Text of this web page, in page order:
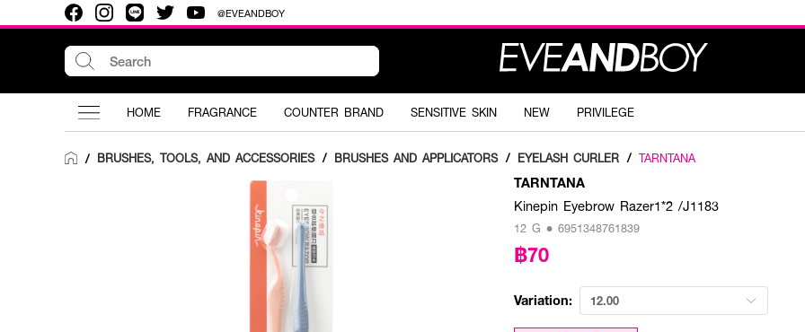
@EVEANDBOY
HOME FRAGRANCE COUNTER BRAND SENSITIVE SKIN NEW PRIVILEGE
/ BRUSHES, TOOLS, AND ACCESSORIES / BRUSHES AND APPLICATORS / EYELASH CURLER / TARNTANA
TARNTANA
Kinepin Eyebrow Razer1*2 /J1183
12 G • 6951348761839
฿70
Variation: 12.00